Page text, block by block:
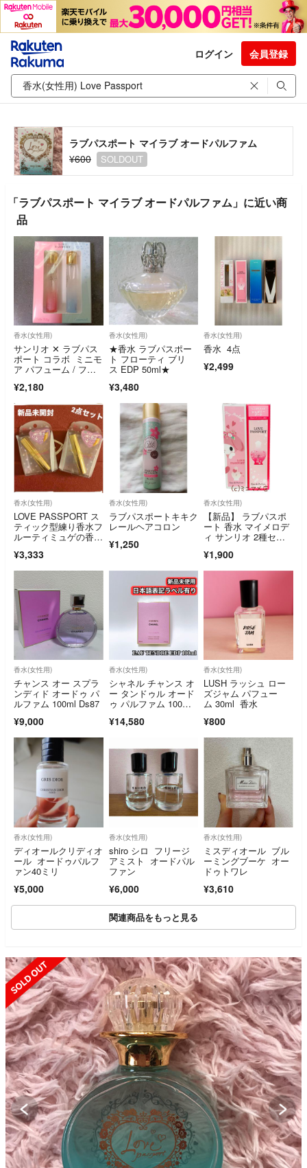
ログイン 会員登録
ラブパスポート マイラブ オードパルファム
¥600
SOLDOUT
「ラブパスポート マイラブ オードパルファム」に近い商
品
香水(女性用)
サンリオ ✕ ラブパス
ポート コラボ ミニモ
ア パフューム / フレ
¥2,180
香水(女性用)
★香水 ラブパスポー
ト フローティ ブリ
ス EDP 50ml★
¥3,480
香水(女性用)
香水 4点
¥2,499
香水(女性用)
LOVE PASSPORT ス
ティック型練り香水フ
ルーティミュゲの香り
¥3,333
香水(女性用)
ラブパスポートキキク
レールヘアコロン
¥1,250
香水(女性用)
【新品】 ラブパスポ
ート 香水 マイメロデ
ィ サンリオ 2種セッ
¥1,900
香水(女性用)
チャンス オー スプラ
ンディド オードゥ パ
ルファム 100ml Ds87
¥9,000
香水(女性用)
シャネル チャンス オ
ー タンドゥル オード
ゥ パルファム 100m
語表記ラベル有り
¥14,580
香水(女性用)
LUSH ラッシュ ロー
ズジャム パフュー
ム 30ml 香水
¥800
香水(女性用)
ディオールクリディオ
ール オードゥパルフ
ァン40ミリ
¥5,000
香水(女性用)
shiro シロ フリージ
アミスト オードパル
ファン
¥6,000
香水(女性用)
ミスディオール ブル
ーミングブーケ オー
ドゥトワレ
¥3,610
関連商品をもっと見る
SOLD OUT